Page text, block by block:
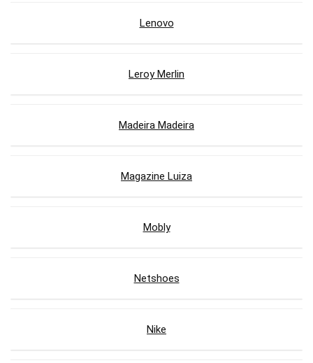
Lenovo
Leroy Merlin
Madeira Madeira
Magazine Luiza
Mobly
Netshoes
Nike